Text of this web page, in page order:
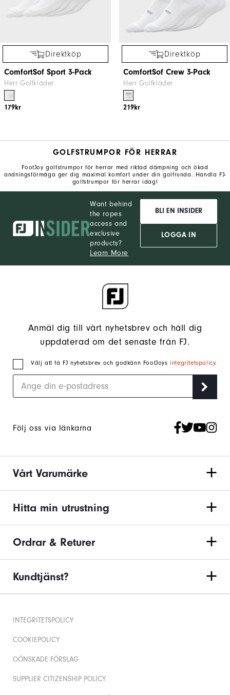
Direktköp
ComfortSof Sport 3-Pack
Herr Golfkläder
179kr
Direktköp
ComfortSof Crew 3-Pack
Herr Golfkläder
219kr
GOLFSTRUMPOR FÖR HERRAR
FootJoy golfstrumpor för herrar med riktad dämpning och ökad
andningsförmåga ger dig maximal komfort under din golfrunda. Handla FJ-
golfstrumpor för herrar idag!
Want behind
the ropes
access and
exclusive
products?
Learn More
BLI EN INSIDER
LOGGA IN
Anmäl dig till vårt nyhetsbrev och håll dig
uppdaterad om det senaste från FJ.
Välj att få FJ nyhetsbrev och godkänn FootJoysintegritetspolicy.
Följ oss via länkarna
Vårt Varumärke
Hitta min utrustning
Ordrar & Returer
Kundtjänst?
INTEGRITETSPOLICY
COOKIEPOLICY
OÖNSKADE FÖRSLAG
SUPPLIER CITIZENSHIP POLICY